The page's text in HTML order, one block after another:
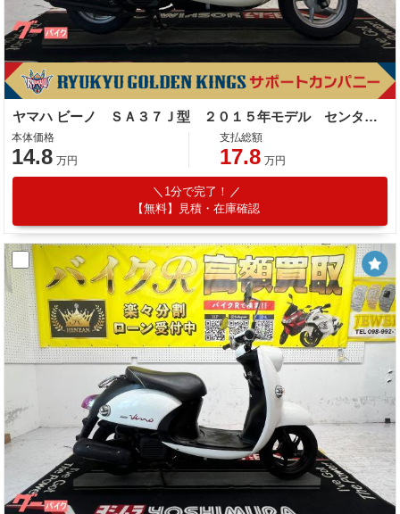
ヤマハ ビーノ ＳＡ３７Ｊ型 ２０１５年モデル センタースタンド
本体価格
14.8 万円
支払総額
17.8 万円
1分で完了！
【無料】見積・在庫確認